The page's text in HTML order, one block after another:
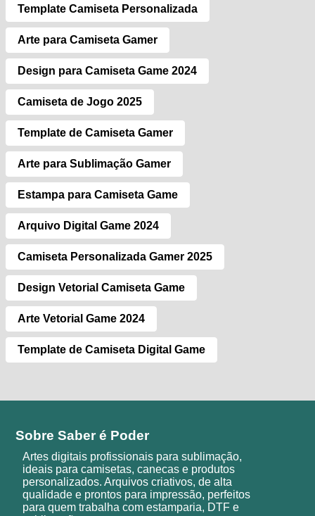
Template Camiseta Personalizada
Arte para Camiseta Gamer
Design para Camiseta Game 2024
Camiseta de Jogo 2025
Template de Camiseta Gamer
Arte para Sublimação Gamer
Estampa para Camiseta Game
Arquivo Digital Game 2024
Camiseta Personalizada Gamer 2025
Design Vetorial Camiseta Game
Arte Vetorial Game 2024
Template de Camiseta Digital Game
Sobre Saber é Poder
Artes digitais profissionais para sublimação,
ideais para camisetas, canecas e produtos
personalizados. Arquivos criativos, de alta
qualidade e prontos para impressão, perfeitos
para quem trabalha com estamparia, DTF e